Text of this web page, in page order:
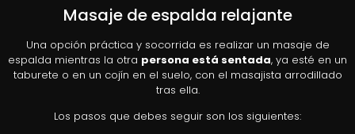
Masaje de espalda relajante
Una opción práctica y socorrida es realizar un masaje de
espalda mientras la otra persona está sentada, ya esté en un
taburete o en un cojín en el suelo, con el masajista arrodillado
tras ella.
Los pasos que debes seguir son los siguientes: